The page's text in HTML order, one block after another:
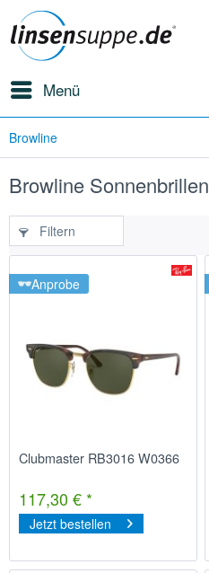
Menü
Browline
Browline Sonnenbrillen
Filtern
Anprobe
Clubmaster RB3016 W0366
117,30 € *
Jetzt bestellen